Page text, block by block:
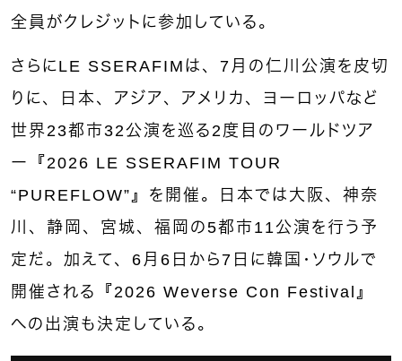
全員がクレジットに参加している。
さらにLE SSERAFIMは、7月の仁川公演を皮切
りに、日本、アジア、アメリカ、ヨーロッパなど
世界23都市32公演を巡る2度目のワールドツア
ー『2026 LE SSERAFIM TOUR
“PUREFLOW”』を開催。日本では大阪、神奈
川、静岡、宮城、福岡の5都市11公演を行う予
定だ。加えて、6月6日から7日に韓国・ソウルで
開催される『2026 Weverse Con Festival』
への出演も決定している。